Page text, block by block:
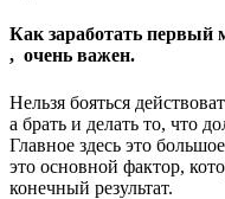
Как заработать
, очень важен.
Нельзя бояться
а брать и делать то, что
Главное здесь это
это основной фактор,
конечный результат.